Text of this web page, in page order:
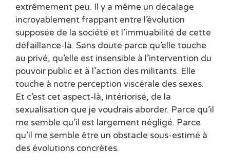
extrêmement peu. Il y a même un décalage
incroyablement frappant entre l’évolution
supposée de la société et l’immuabilité de cette
défaillance-là. Sans doute parce qu’elle touche
au privé, qu’elle est insensible à l’intervention du
pouvoir public et à l’action des militants. Elle
touche à notre perception viscérale des sexes.
Et c’est cet aspect-là, intériorisé, de la
sexualisation que je voudrais aborder. Parce qu’il
me semble qu’il est largement négligé. Parce
qu’il me semble être un obstacle sous-estimé à
des évolutions concrètes.